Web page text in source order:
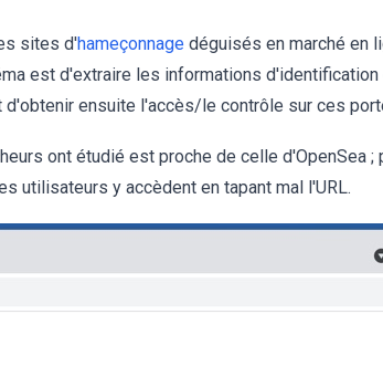
sites d'hameçonnage déguisés en marché en
est d'extraire les informations d'identification
ensuite l'accès/le contrôle sur ces
ont étudié est proche de celle d'OpenSea ;
utilisateurs y accèdent en tapant mal l'URL.